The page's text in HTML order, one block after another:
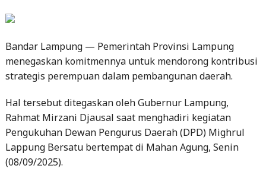
Bandar Lampung — Pemerintah Provinsi Lampung
menegaskan komitmennya untuk mendorong kontribusi
strategis perempuan dalam pembangunan daerah.
Hal tersebut ditegaskan oleh Gubernur Lampung,
Rahmat Mirzani Djausal saat menghadiri kegiatan
Pengukuhan Dewan Pengurus Daerah (DPD) Mighrul
Lappung Bersatu bertempat di Mahan Agung, Senin
(08/09/2025).